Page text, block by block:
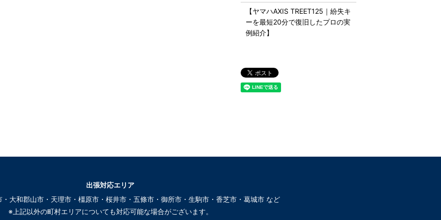
【ヤマハAXIS TREET125｜紛失キ
ーを最短20分で復旧したプロの実
例紹介】
出張対応エリア
・大和郡山市・天理市・橿原市・桜井市・五條市・御所市・生駒市・香芝市・葛城市 など
※上記以外の町村エリアについても対応可能な場合がございます。